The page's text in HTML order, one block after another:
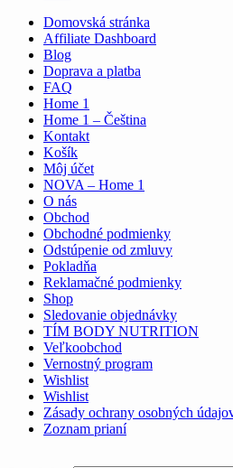
Domovská stránka
Affiliate Dashboard
Blog
Doprava a platba
FAQ
Home 1
Home 1 – Čeština
Kontakt
Košík
Môj účet
NOVA – Home 1
O nás
Obchod
Obchodné podmienky
Odstúpenie od zmluvy
Pokladňa
Reklamačné podmienky
Shop
Sledovanie objednávky
TÍM BODY NUTRITION
Veľkoobchod
Vernostný program
Wishlist
Wishlist
Zásady ochrany osobných
Zoznam prianí